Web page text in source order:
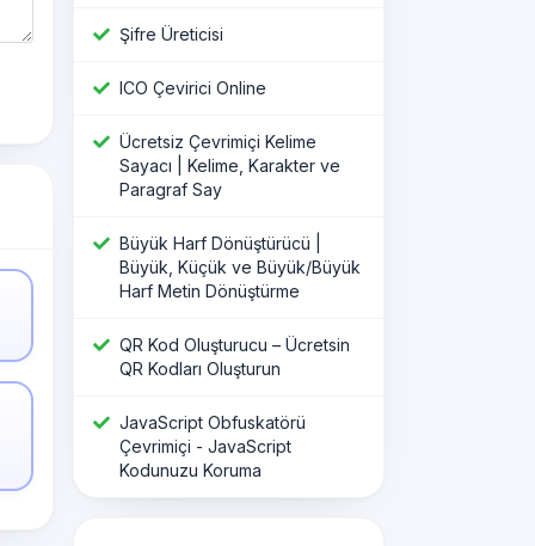
Şifre Üreticisi
ICO Çevirici Online
Ücretsiz Çevrimiçi Kelime
Sayacı | Kelime, Karakter ve
Paragraf Say
Büyük Harf Dönüştürücü |
Büyük, Küçük ve Büyük/Büyük
Harf Metin Dönüştürme
QR Kod Oluşturucu – Ücretsin
QR Kodları Oluşturun
JavaScript Obfuskatörü
Çevrimiçi - JavaScript
Kodunuzu Koruma